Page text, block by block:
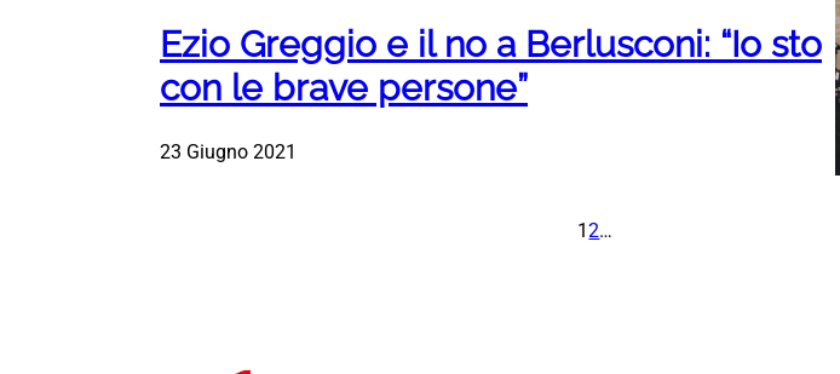
Ezio Greggio e il no a Berlusconi: “Io sto
con le brave persone”
23 Giugno 2021
12…